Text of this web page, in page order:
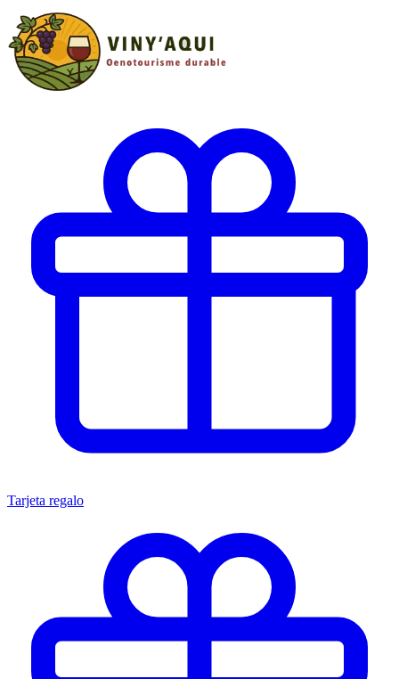
Tarjeta regalo